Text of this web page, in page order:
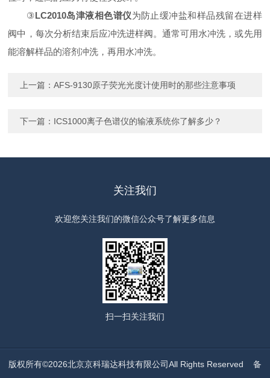
③LC2010岛津液相色谱仪为防止缓冲盐和样品残留在进样
阀中，每次分析结束后应冲洗进样阀。通常可用水冲洗，或先用
能溶解样品的溶剂冲洗，再用水冲洗。
上一篇：AFS-9130原子荧光光度计使用时的那些注意事项
下一篇： ICS1000离子色谱仪的输液系统你了解多少？
关注我们
欢迎您关注我们的微信公众号了解更多信息
扫一扫关注我们
版权所有©2026北京京科瑞达科技有限公司All Rights Reserved 备